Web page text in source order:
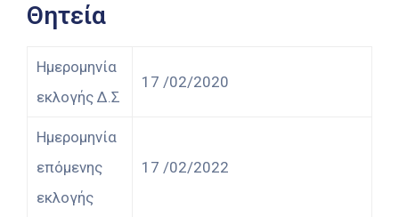
Θητεία
Ημερομηνία
εκλογής Δ.Σ
17 /02/2020
Ημερομηνία
επόμενης
εκλογής
17 /02/2022